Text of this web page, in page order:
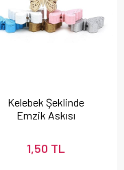
Kelebek Şeklinde
Emzik Askısı
1,50 TL